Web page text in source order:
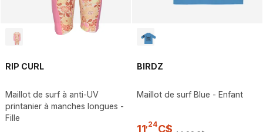
RIP CURL
Maillot de surf à anti-UV
printanier à manches longues -
Fille
BIRDZ
Maillot de surf Blue - Enfant
11 24C$